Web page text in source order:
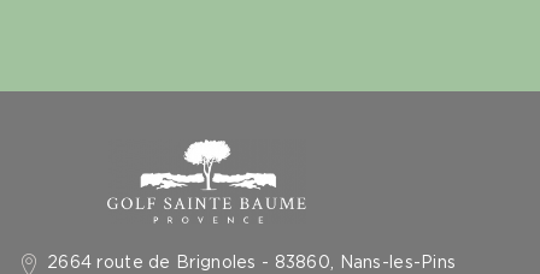
2664 route de Brignoles - 83860, Nans-les-Pins